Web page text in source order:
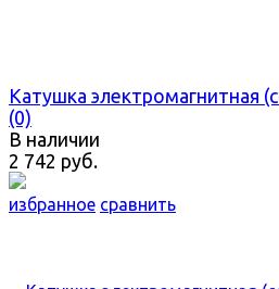
избранное сравнить
Катушка электромагнитная
(0)
В наличии
2 742 руб.